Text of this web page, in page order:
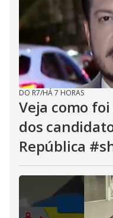
DO R7/HÁ 7 HORAS
Veja como
dos
República